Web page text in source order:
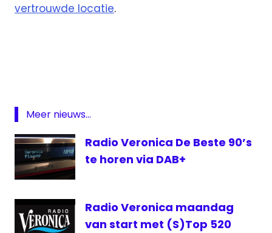
vertrouwde locatie.
Radio
Veronica
live
radiozender
Talpa
Radio
website
Meer nieuws...
Radio Veronica De Beste 90’s
te horen via DAB+
Radio Veronica maandag
van start met (S)Top 520